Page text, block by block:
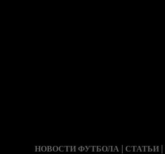
НОВОСТИ ФУТБОЛА | СТАТЬИ |